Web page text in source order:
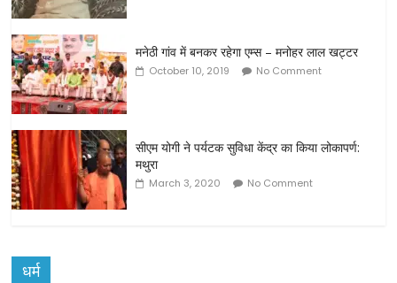
मनेठी गांव में बनकर रहेगा एम्स – मनोहर लाल खट्टर
October 10, 2019 No Comment
सीएम योगी ने पर्यटक सुविधा केंद्र का किया लोकापर्ण:
मथुरा
March 3, 2020 No Comment
धर्म